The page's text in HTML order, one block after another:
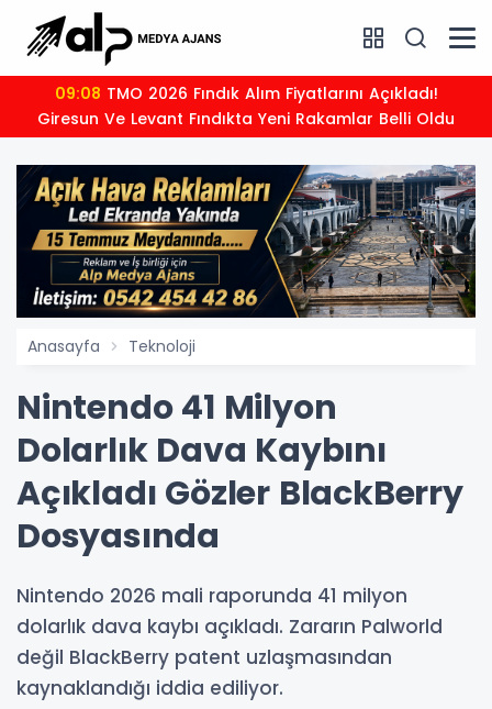
09:08
Giresun Ve Levant Fındıkta Yeni Rakamlar Belli Oldu
Anasayfa Teknoloji
Nintendo 41 Milyon
Dolarlık Dava Kaybını
Açıkladı Gözler BlackBerry
Dosyasında
Nintendo 2026 mali raporunda 41 milyon
dolarlık dava kaybı açıkladı. Zararın Palworld
değil BlackBerry patent uzlaşmasından
kaynaklandığı iddia ediliyor.